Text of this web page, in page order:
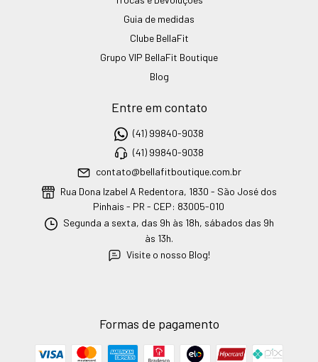
Guia de medidas
Clube BellaFit
Grupo VIP BellaFit Boutique
Blog
Entre em contato
(41) 99840-9038
(41) 99840-9038
contato@bellafitboutique.com.br
Rua Dona Izabel A Redentora, 1830 - São José dos
Pinhais - PR - CEP: 83005-010
Segunda a sexta, das 9h às 18h, sábados das 9h
às 13h.
Visite o nosso Blog!
Formas de pagamento